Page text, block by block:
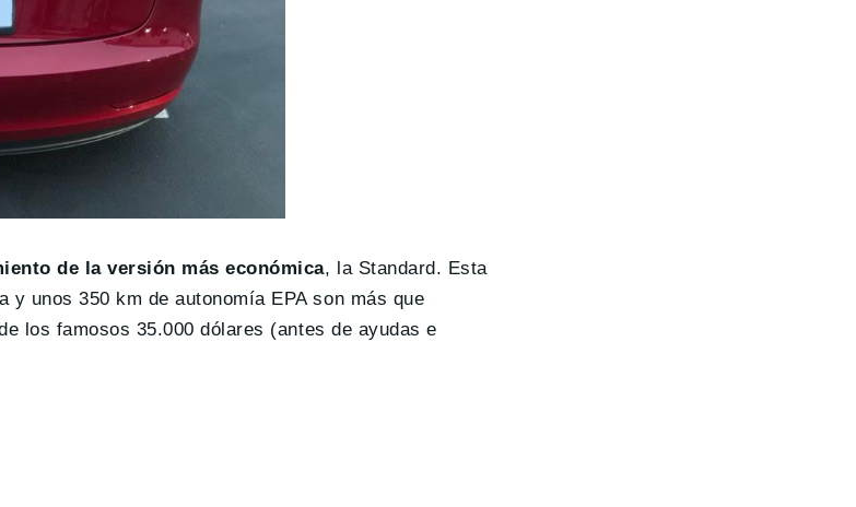
de la versión más económica, la Standard. Esta
unos 350 km de autonomía EPA son más que
los famosos 35.000 dólares (antes de ayudas e